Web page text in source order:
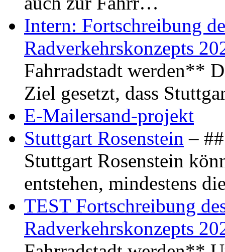
Intern: Fortschreibung
Radverkehrskonzepts
Fahrradstadt werden**
Ziel gesetzt, dass
E-Mailersand-projekt
Stuttgart Rosenstein –
Stuttgart Rosenstein
entstehen, mindestens
TEST Fortschreibung
Radverkehrskonzepts